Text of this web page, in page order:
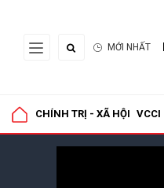
MỚI NHẤT
CHÍNH TRỊ - XÃ HỘI VCCI